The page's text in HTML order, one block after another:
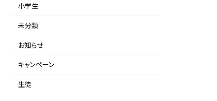
小学生
未分類
お知らせ
キャンペーン
生徒